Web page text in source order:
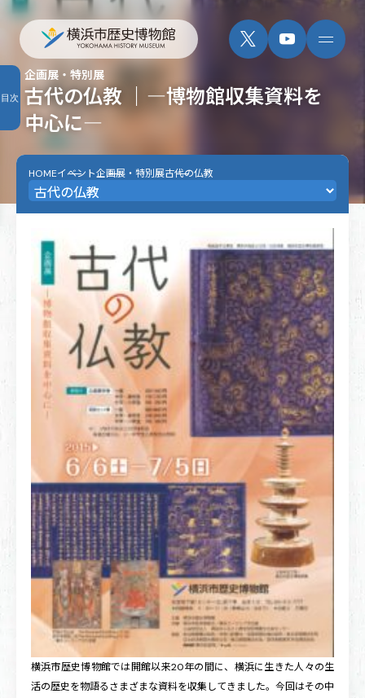
古代の仏教 ｜―博物館収集資料を
中心に―
企画展・特別展
HOMEイベント企画展・特別展古代の仏教
横浜市歴史博物館では開館以来20年の間に、横浜に生きた人々の生
活の歴史を物語るさまざまな資料を収集してきました。今回はその中
目次